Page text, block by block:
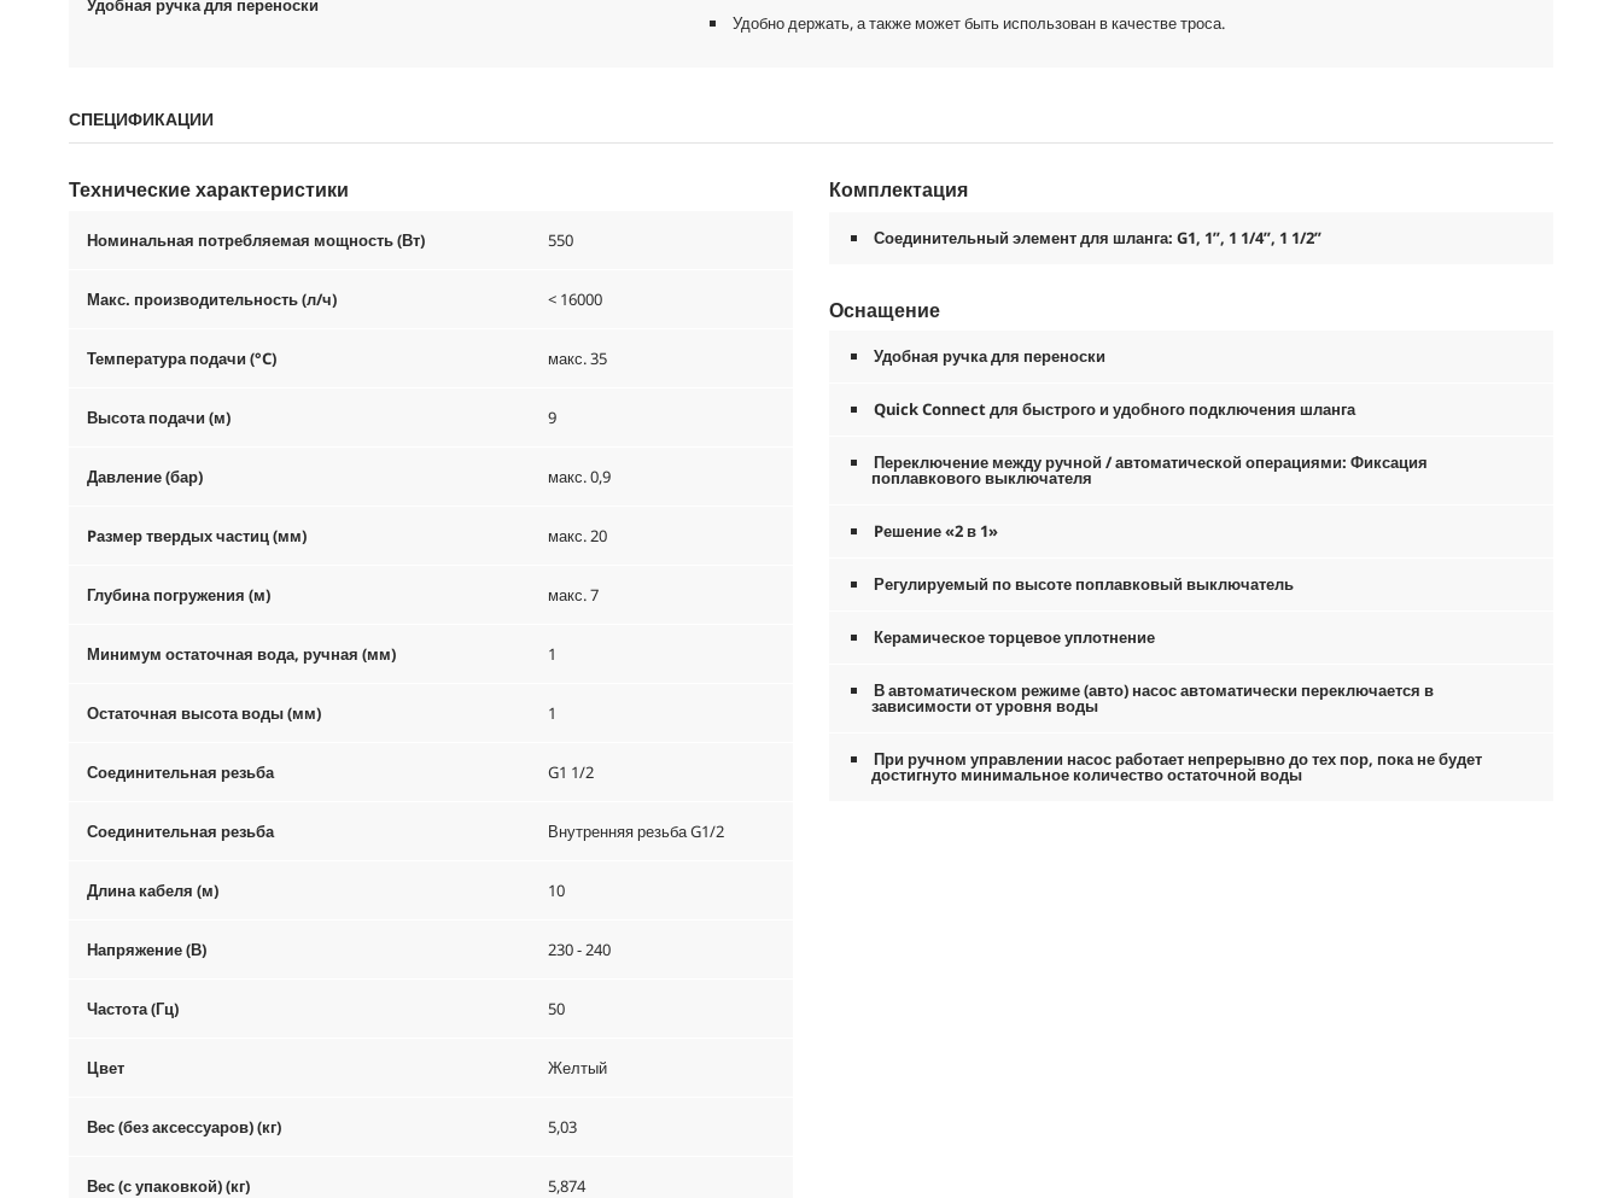
Удобная ручка для переноски
Удобно держать, а также может быть использован в качестве троса.
СПЕЦИФИКАЦИИ
Технические характеристики
Номинальная потребляемая мощность (Вт) 550
Макс. производительность (л/ч) < 16000
Температура подачи (°C) макс. 35
Высота подачи (м) 9
Давление (бар) макс. 0,9
Pазмер твердых частиц (мм) макс. 20
Глубина погружения (м) макс. 7
Минимум остаточная вода, ручная (мм) 1
Остаточная высота воды (мм) 1
Соединительная резьба G1 1/2
Соединительная резьба Внутренняя резьба G1/2
Длина кабеля (м) 10
Напряжение (В) 230 - 240
Частота (Гц) 50
Цвет Желтый
Вес (без аксессуаров) (кг) 5,03
Вес (с упаковкой) (кг) 5,874
Комплектация
Соединительный элемент для шланга: G1, 1”, 1 1/4”, 1 1/2”
Оснащение
Удобная ручка для переноски
Quick Connectдля быстрого и удобного подключения шланга
Переключение между ручной / автоматической операциями: Фиксация
поплавкового выключателя
Pешение «2 в 1»
Регулируемый по высоте поплавковый выключатель
Керамическое торцевое уплотнение
В автоматическом режиме (авто) насос автоматически переключается в
зависимости от уровня воды
При ручном управлении насос работает непрерывно до тех пор, пока не будет
достигнуто минимальное количество остаточной воды